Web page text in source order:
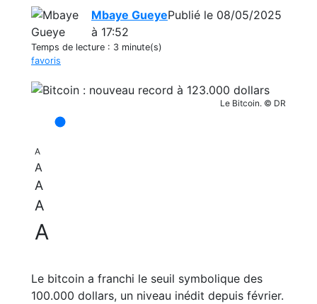
Mbaye GueyePublié le 08/05/2025
à 17:52
Temps de lecture : 3 minute(s)
favoris
Le Bitcoin. © DR
A
A
A
A
A
Le bitcoin a franchi le seuil symbolique des
100.000 dollars, un niveau inédit depuis février.